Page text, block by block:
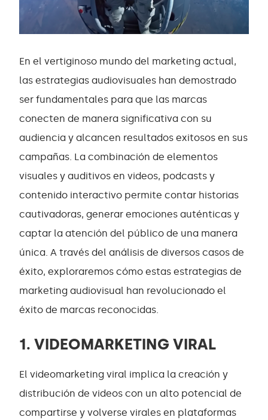
En el vertiginoso mundo del marketing actual,
las estrategias audiovisuales han demostrado
ser fundamentales para que las marcas
conecten de manera significativa con su
audiencia y alcancen resultados exitosos en sus
campañas. La combinación de elementos
visuales y auditivos en videos, podcasts y
contenido interactivo permite contar historias
cautivadoras, generar emociones auténticas y
captar la atención del público de una manera
única. A través del análisis de diversos casos de
éxito, exploraremos cómo estas estrategias de
marketing audiovisual han revolucionado el
éxito de marcas reconocidas.
1. VIDEOMARKETING VIRAL
El videomarketing viral implica la creación y
distribución de videos con un alto potencial de
compartirse y volverse virales en plataformas